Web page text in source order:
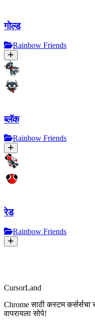
गोल्ड
Rainbow Friends
ब्लॅक
Rainbow Friends
रेड
Rainbow Friends
CursorLand
Chrome साठी कस्टम कर्सर्सचा
वापरायला सोपे!